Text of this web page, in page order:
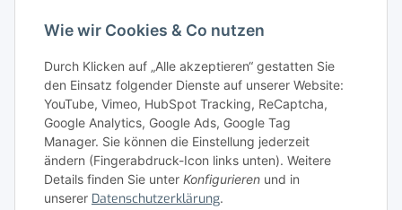
Wie wir Cookies & Co nutzen
Durch Klicken auf „Alle akzeptieren“ gestatten Sie
den Einsatz folgender Dienste auf unserer Website:
YouTube, Vimeo, HubSpot Tracking, ReCaptcha,
Google Analytics, Google Ads, Google Tag
Manager. Sie können die Einstellung jederzeit
ändern (Fingerabdruck-Icon links unten). Weitere
Details finden Sie unter Konfigurieren und in
unserer Datenschutzerklärung.